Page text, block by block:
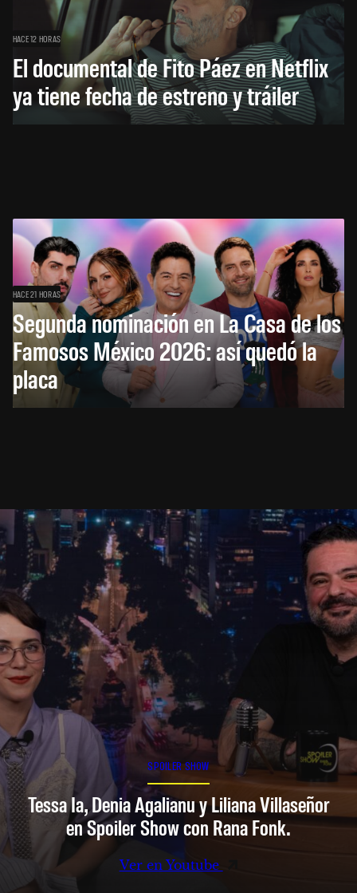
HACE 12 HORAS
El documental de Fito Páez en Netflix
ya tiene fecha de estreno y tráiler
HACE 21 HORAS
Segunda nominación en La Casa de los
Famosos México 2026: así quedó la
placa
SPOILER SHOW
Tessa Ia, Denia Agalianu y Liliana Villaseñor
en Spoiler Show con Rana Fonk.
Ver en Youtube